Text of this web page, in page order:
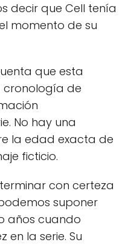
decir que Cell tenía
momento de su
que esta
cronología de
No hay una
la edad exacta de
ficticio.
con certeza
suponer
años cuando
la serie. Su